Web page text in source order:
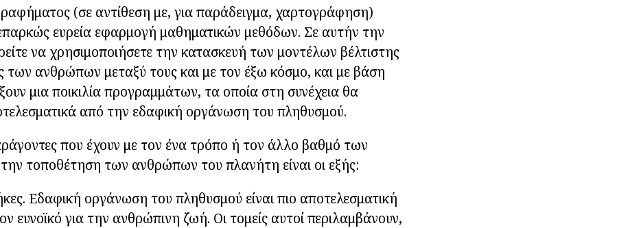
(σε αντίθεση με, για παράδειγμα, χαρτογράφηση)
επαρκώς ευρεία εφαρμογή μαθηματικών μεθόδων. Σε αυτήν την
να χρησιμοποιήσετε την κατασκευή των μοντέλων βέλτιστης
των ανθρώπων μεταξύ τους και με τον έξω κόσμο, και με βάση
μια ποικιλία προγραμμάτων, τα οποία στη συνέχεια θα
από την εδαφική οργάνωση του πληθυσμού.
που έχουν με τον ένα τρόπο ή τον άλλο βαθμό των
τοποθέτηση των ανθρώπων του πλανήτη είναι οι εξής:
Εδαφική οργάνωση του πληθυσμού είναι πιο αποτελεσματική
ευνοϊκό για την ανθρώπινη ζωή. Οι τομείς αυτοί περιλαμβάνουν,